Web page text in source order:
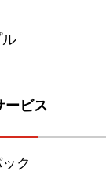
ービス
ク